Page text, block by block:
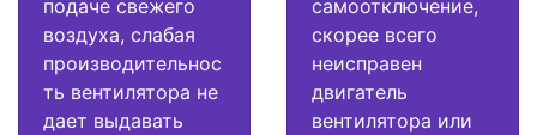
подаче свежего
воздуха, слабая
производительнос
ть вентилятора не
дает выдавать
самоотключение,
скорее всего
неисправен
двигатель
вентилятора или